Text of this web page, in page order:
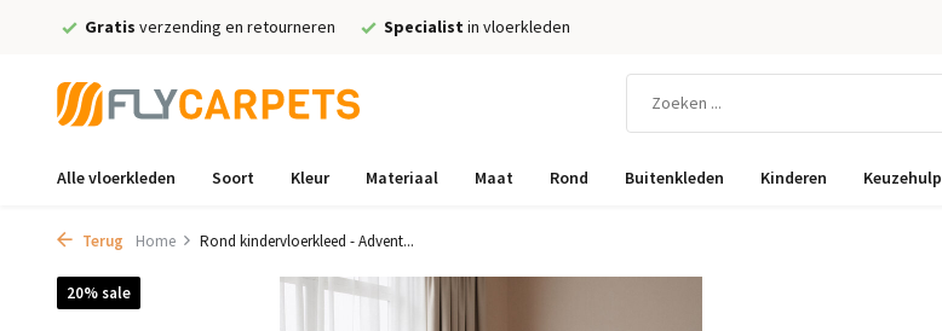
Gratis verzending en retourneren Specialist in vloerkleden
Alle vloerkleden Soort Kleur Materiaal Maat Rond Buitenkleden Kinderen Keuzehulp
Terug Home Rond kindervloerkleed - Advent...
20% sale